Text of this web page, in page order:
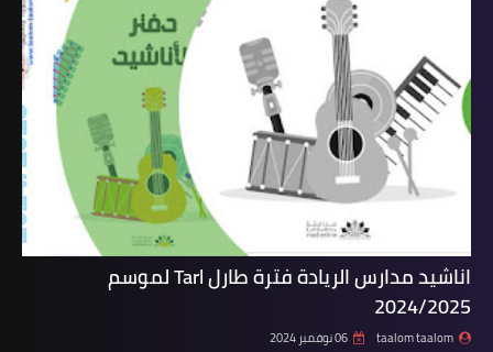
اناشيد مدارس الريادة فترة طارل Tarl لموسم
2024/2025
taalom taalom 06 نوفمبر 2024